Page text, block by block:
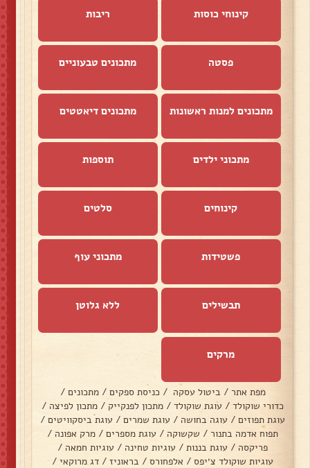
קינוחי כוסות ריבות
פסטה מתכונים טבעוניים
מתכונים למנות ראשונות מתכונים דיאטטים
מתכוני ילדים תוספות
קינוחים סלטים
פשטידות מתכוני עוף
תבשילים ללא גלוטן
מרקים
מפת אתר / ביטול עסקה / כניסת ספקים / מתכונים /
כדורי שוקולד / עוגת שוקולד / מתכון לפנקייק / מתכון לפיצה /
עוגת תפוזים / עוגה בחושה / עוגת שמרים / עוגת ביסקוויטים /
תפוח אדמה בתנור / שקשוקה / עוגת מספרים / מרק אפונה /
פריקסה / עוגת בננות / עוגיות טחינה / עוגיות חמאה /
עוגיות שוקולד צ׳יפס / אלפחורס / בראוניז / דג מרוקאי /